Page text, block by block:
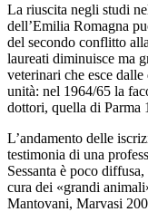
La riuscita negli studi
dell’Emilia Romagna
del secondo conflitto
laureati diminuisce ma
veterinari che esce
unità: nel 1964/65 la
dottori, quella di Parma
L’andamento delle
testimonia di una
Sessanta è poco
cura dei «grandi
Mantovani, Marvasi